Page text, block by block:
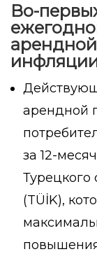
Во-
арендной
за 12-
Турецкого
(TÜİK),